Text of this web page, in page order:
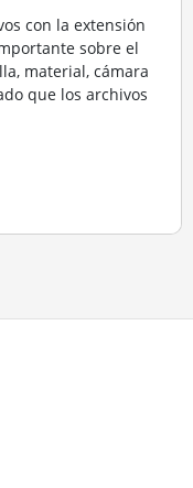
con la extensión
sobre el
material, cámara
que los archivos